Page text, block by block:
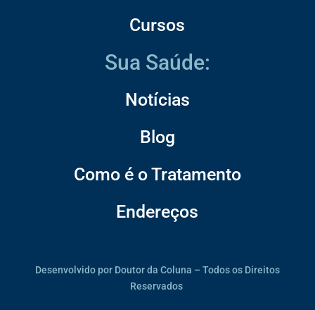
Cursos
Sua Saúde:
Notícias
Blog
Como é o Tratamento
Endereços
Desenvolvido por Doutor da Coluna – Todos os Direitos
Reservados